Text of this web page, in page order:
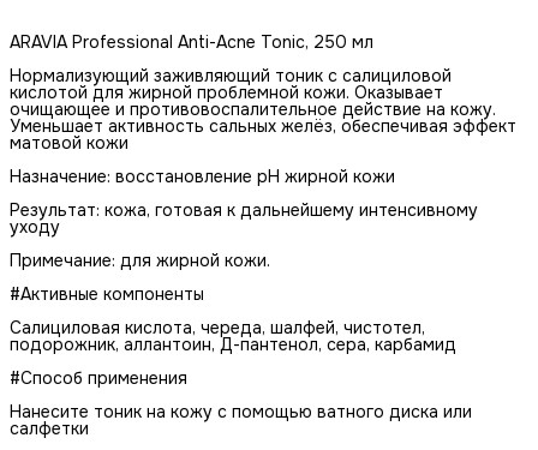
ARAVIA Professional Anti-Acne Tonic, 250 мл
Нормализующий заживляющий тоник с салициловой
кислотой для жирной проблемной кожи. Оказывает
очищающее и противовоспалительное действие на кожу.
Уменьшает активность сальных желёз, обеспечивая эффект
матовой кожи
Назначение: восстановление рН жирной кожи
Результат: кожа, готовая к дальнейшему интенсивному
уходу
Примечание: для жирной кожи.
#Активные компоненты
Салициловая кислота, череда, шалфей, чистотел,
подорожник, аллантоин, Д-пантенол, сера, карбамид
#Способ применения
Нанесите тоник на кожу с помощью ватного диска или
салфетки